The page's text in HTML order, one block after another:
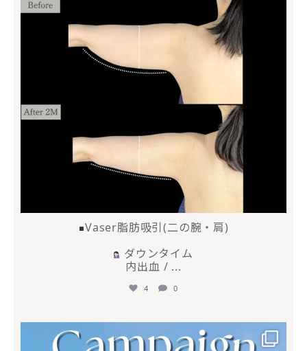
Vaser脂肪吸引(二の腕・肩)
ダウンタイム
内出血 / ...
4 0
mycli.ebisu
6月 30